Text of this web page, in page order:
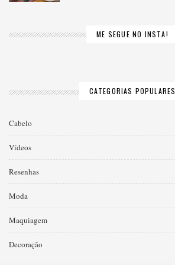
ME SEGUE NO INSTA!
CATEGORIAS POPULARES
Cabelo
Vídeos
Resenhas
Moda
Maquiagem
Decoração